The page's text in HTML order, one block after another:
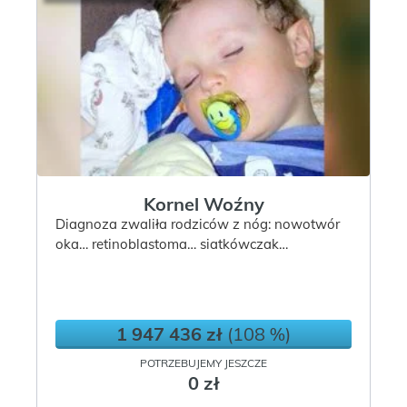
Kornel Woźny
Diagnoza zwaliła rodziców z nóg: nowotwór
oka… retinoblastoma… siatkówczak…
1 947 436 zł(108 %)
POTRZEBUJEMY JESZCZE
0 zł